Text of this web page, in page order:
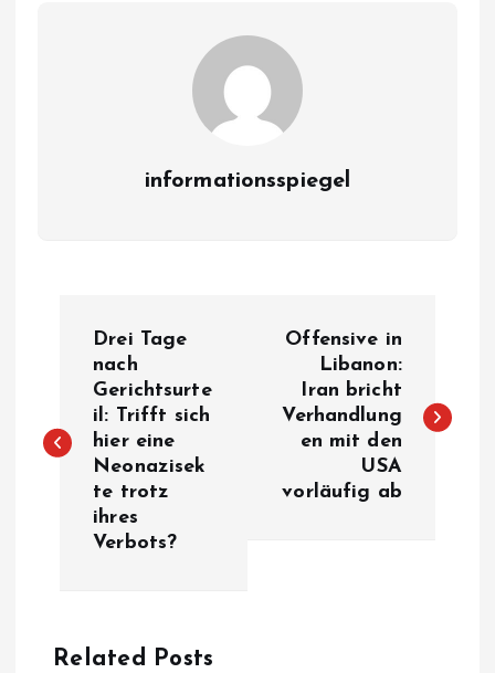
informationsspiegel
s
v
Drei Tage
nach
Gerichtsurte
il: Trifft sich
hier eine
Neonazisek
te trotz
ihres
Verbots?
Offensive in
Libanon:
Iran bricht
Verhandlung
en mit den
USA
vorläufig ab
Related Posts